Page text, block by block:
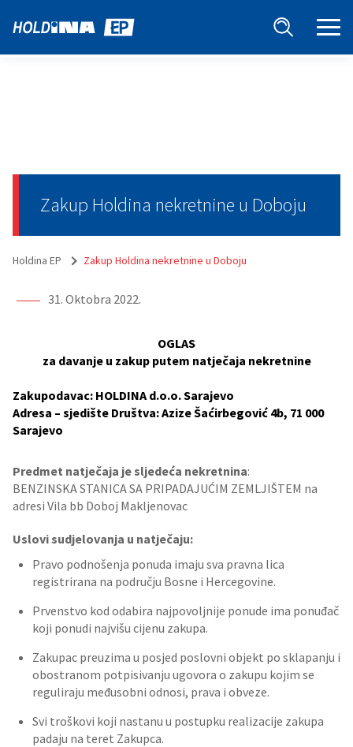
Zakup Holdina nekretnine u Doboju
Holdina EP Zakup Holdina nekretnine u Doboju
31. Oktobra 2022.
OGLAS
za davanje u zakup putem natječaja nekretnine
Zakupodavac: HOLDINA d.o.o. Sarajevo
Adresa – sjedište Društva: Azize Šaćirbegović 4b, 71 000
Sarajevo
Predmet natječaja je sljedeća nekretnina:
BENZINSKA STANICA SA PRIPADAJUĆIM ZEMLJIŠTEM na
adresi Vila bb Doboj Makljenovac
Uslovi sudjelovanja u natječaju:
Pravo podnošenja ponuda imaju sva pravna lica
registrirana na području Bosne i Hercegovine.
Prvenstvo kod odabira najpovoljnije ponude ima ponuđač
koji ponudi najvišu cijenu zakupa.
Zakupac preuzima u posjed poslovni objekt po sklapanju i
obostranom potpisivanju ugovora o zakupu kojim se
reguliraju međusobni odnosi, prava i obveze.
Svi troškovi koji nastanu u postupku realizacije zakupa
padaju na teret Zakupca.